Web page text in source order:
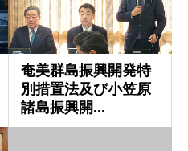
奄美群島振興開発特
別措置法及び小笠原
諸島振興開...